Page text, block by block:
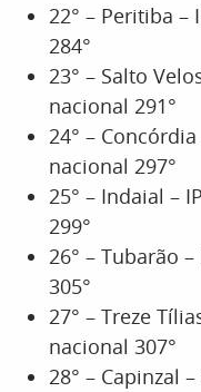
22° – Peritiba –
284°
23° – Salto
nacional 291°
24° –
nacional 297°
25° – Indaial –
299°
26° – Tubarão
305°
27° – Treze
nacional 307°
28° – Capinzal